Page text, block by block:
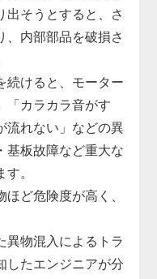
出そうとすると、さ
、内部部品を破損さ
続けると、モーター
「カラカラ音がす
流れない」などの異
基板故障など重大な
。
ど危険度が高く、
異物混入によるトラ
したエンジニアが分